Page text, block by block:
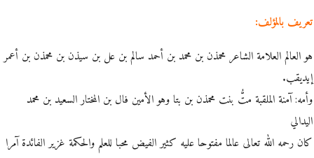
تعريف بالمؤلف:
هو العالم العلامة الشاعر محمذن بن محمد بن أحمد سالم بن عل بن سيذن بن محمذن بن أعمر
إيديقب.
وأمه: آمنة الملقبة متُّ بنت محمذن بن بتا وهو الأمين فال بن المختار السعيد بن محمد
اليدالي
كان رحمه الله تعالى عالما مفتوحا عليه كثير الفيض محبا للعلم والحكمة غزير الفائدة آمرا